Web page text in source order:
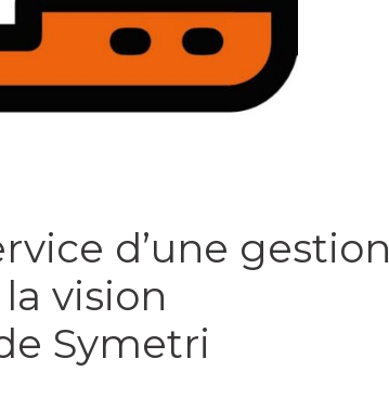
d’une gestion
vision
Symetri